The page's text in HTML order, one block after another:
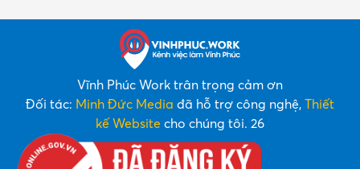
Vĩnh Phúc Work trân trọng cảm ơn
Đối tác: Minh Đức Media đã hỗ trợ công nghệ, Thiết
kế Website cho chúng tôi. 26